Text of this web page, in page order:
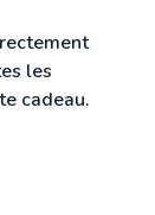
les
cadeau.